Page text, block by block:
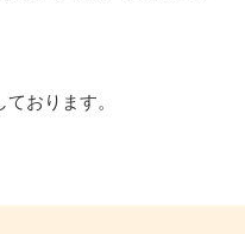
おります。